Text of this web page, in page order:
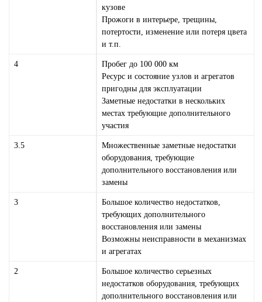
кузове
Прожоги в интерьере, трещины,
потертости, изменение или потеря цвета
и т.п.
4
Пробег до 100 000 км
Ресурс и состояние узлов и агрегатов
пригодны для эксплуатации
Заметные недостатки в нескольких
местах требующие дополнительного
участия
3.5
Множественные заметные недостатки
оборудования, требующие
дополнительного восстановления или
замены
3
Большое количество недостатков,
требующих дополнительного
восстановления или замены
Возможны неисправности в механизмах
и агрегатах
2
Большое количество серьезных
недостатков оборудования, требующих
дополнительного восстановления или